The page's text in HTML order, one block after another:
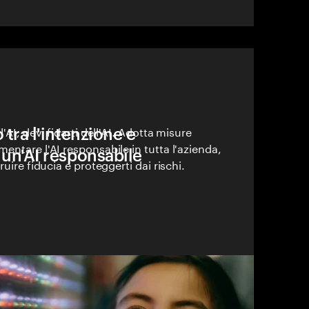
tra l'intenzione e
responsabile
devi fidarti dell'AI. Adotta misure
l'AI responsabile in tutta l'azienda,
fiducia e proteggerti dai rischi.